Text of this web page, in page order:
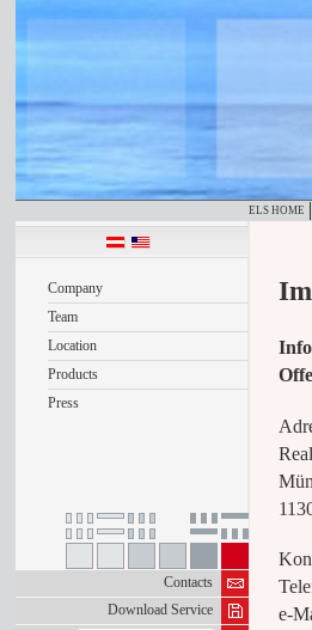
ELS HOME
Company
Team
Location
Products
Press
Contacts
Download Service
e-